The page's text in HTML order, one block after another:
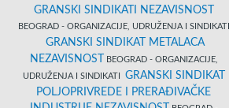
GRANSKI SINDIKATI NEZAVISNOST
BEOGRAD - ORGANIZACIJE, UDRUŽENJA I SINDIKATI
GRANSKI SINDIKAT METALACA
NEZAVISNOST
BEOGRAD - ORGANIZACIJE,
UDRUŽENJA I SINDIKATI GRANSKI SINDIKAT
POLJOPRIVREDE I PRERAĐIVAČKE